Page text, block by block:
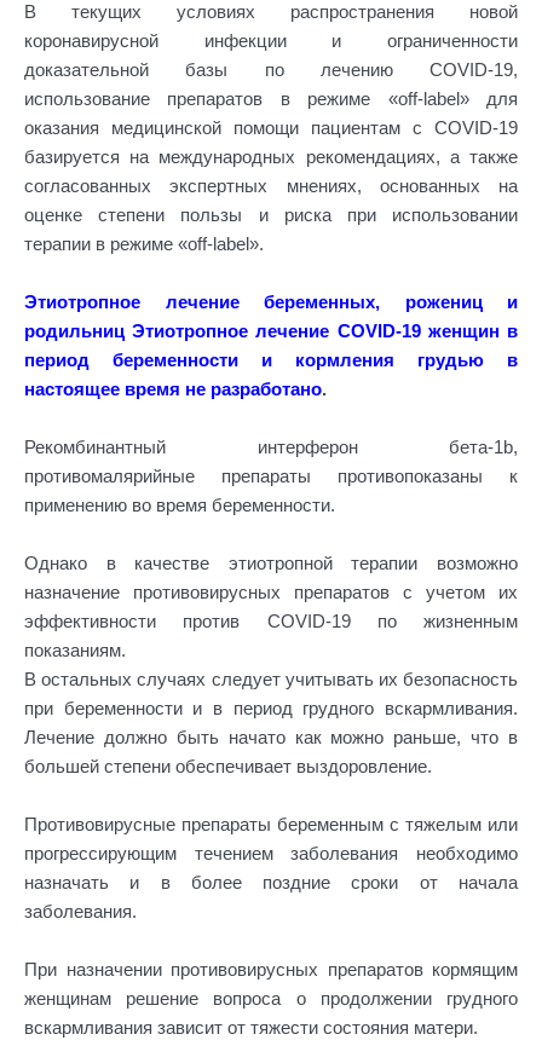
В текущих условиях распространения новой
коронавирусной инфекции и ограниченности
доказательной базы по лечению COVID-19,
использование препаратов в режиме «off-label» для
оказания медицинской помощи пациентам с COVID-19
базируется на международных рекомендациях, а также
согласованных экспертных мнениях, основанных на
оценке степени пользы и риска при использовании
терапии в режиме «off-label».
Этиотропное лечение беременных, рожениц и
родильниц Этиотропное лечение COVID-19 женщин в
период беременности и кормления грудью в
настоящее время не разработано.
Рекомбинантный интерферон бета-1b,
противомалярийные препараты противопоказаны к
применению во время беременности.
Однако в качестве этиотропной терапии возможно
назначение противовирусных препаратов с учетом их
эффективности против COVID-19 по жизненным
показаниям.
В остальных случаях следует учитывать их безопасность
при беременности и в период грудного вскармливания.
Лечение должно быть начато как можно раньше, что в
большей степени обеспечивает выздоровление.
Противовирусные препараты беременным с тяжелым или
прогрессирующим течением заболевания необходимо
назначать и в более поздние сроки от начала
заболевания.
При назначении противовирусных препаратов кормящим
женщинам решение вопроса о продолжении грудного
вскармливания зависит от тяжести состояния матери.